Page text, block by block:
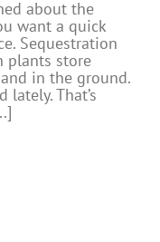
about the
want a quick
Sequestration
plants store
in the ground.
That’s